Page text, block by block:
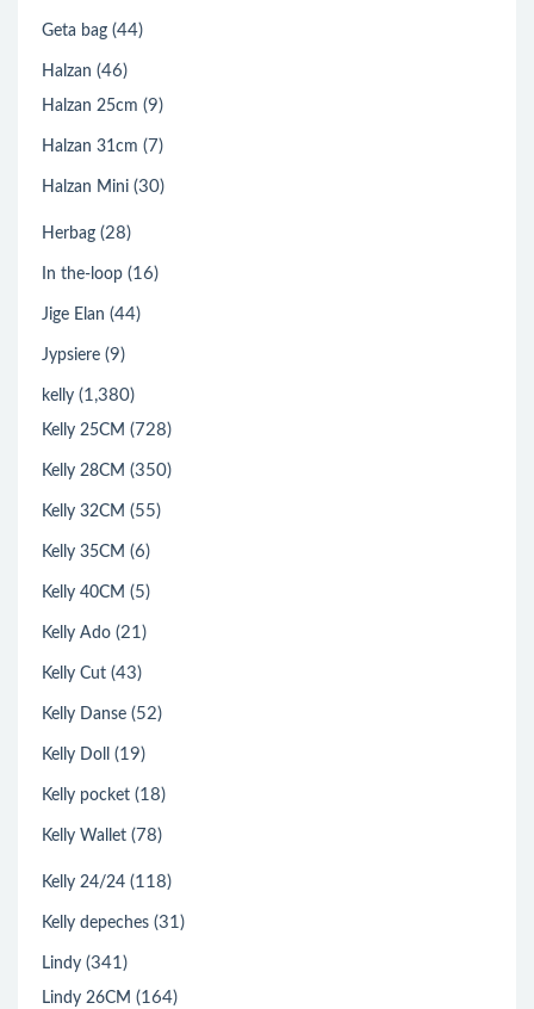
Geta bag (44)
Halzan (46)
Halzan 25cm (9)
Halzan 31cm (7)
Halzan Mini (30)
Herbag (28)
In the-loop (16)
Jige Elan (44)
Jypsiere (9)
kelly (1,380)
Kelly 25CM (728)
Kelly 28CM (350)
Kelly 32CM (55)
Kelly 35CM (6)
Kelly 40CM (5)
Kelly Ado (21)
Kelly Cut (43)
Kelly Danse (52)
Kelly Doll (19)
Kelly pocket (18)
Kelly Wallet (78)
Kelly 24/24 (118)
Kelly depeches (31)
Lindy (341)
Lindy 26CM (164)